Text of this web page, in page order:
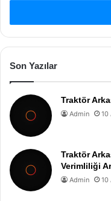
Son Yazılar
Traktör
Admin 10
Traktör
Verimliliği
Admin 10